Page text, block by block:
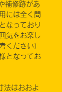
補修跡があ
には全く問
なっており
気をお楽し
ください）
となってお
法はおおよ